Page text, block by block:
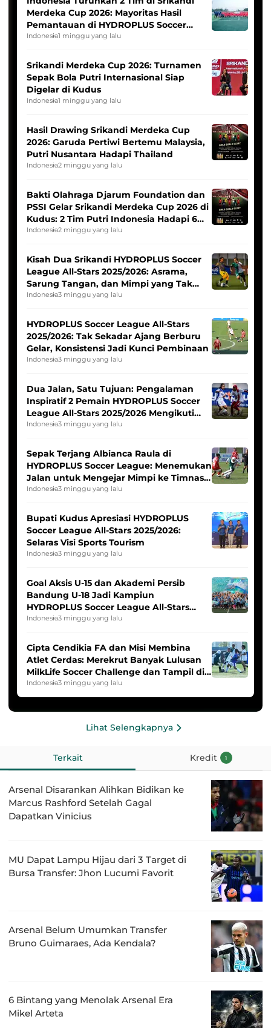
Merdeka Cup 2026: Mayoritas Hasil
Pemantauan di HYDROPLUS Soccer
League
Indonesia1 minggu yang lalu
Srikandi Merdeka Cup 2026: Turnamen
Sepak Bola Putri Internasional Siap
Digelar di Kudus
Indonesia1 minggu yang lalu
Hasil Drawing Srikandi Merdeka Cup
2026: Garuda Pertiwi Bertemu Malaysia,
Putri Nusantara Hadapi Thailand
Indonesia2 minggu yang lalu
Bakti Olahraga Djarum Foundation dan
PSSI Gelar Srikandi Merdeka Cup 2026 di
Kudus: 2 Tim Putri Indonesia Hadapi 6
Tim Asia
Indonesia2 minggu yang lalu
Kisah Dua Srikandi HYDROPLUS Soccer
League All-Stars 2025/2026: Asrama,
Sarung Tangan, dan Mimpi yang Tak
Pernah Padam
Indonesia3 minggu yang lalu
HYDROPLUS Soccer League All-Stars
2025/2026: Tak Sekadar Ajang Berburu
Gelar, Konsistensi Jadi Kunci Pembinaan
Indonesia3 minggu yang lalu
Dua Jalan, Satu Tujuan: Pengalaman
Inspiratif 2 Pemain HYDROPLUS Soccer
League All-Stars 2025/2026 Mengikuti
Seleksi Timnas Indonesia Putri
Indonesia3 minggu yang lalu
Sepak Terjang Albianca Raula di
HYDROPLUS Soccer League: Menemukan
Jalan untuk Mengejar Mimpi ke Timnas
Indonesia Putri
Indonesia3 minggu yang lalu
Bupati Kudus Apresiasi HYDROPLUS
Soccer League All-Stars 2025/2026:
Selaras Visi Sports Tourism
Indonesia3 minggu yang lalu
Goal Aksis U-15 dan Akademi Persib
Bandung U-18 Jadi Kampiun
HYDROPLUS Soccer League All-Stars
2025/2026
Indonesia3 minggu yang lalu
Cipta Cendikia FA dan Misi Membina
Atlet Cerdas: Merekrut Banyak Lulusan
MilkLife Soccer Challenge dan Tampil di
HYDROPLUS Soccer League
Indonesia3 minggu yang lalu
Lihat Selengkapnya
Terkait Kredit 1
Arsenal Disarankan Alihkan Bidikan ke
Marcus Rashford Setelah Gagal
Dapatkan Vinicius
MU Dapat Lampu Hijau dari 3 Target di
Bursa Transfer: Jhon Lucumi Favorit
Arsenal Belum Umumkan Transfer
Bruno Guimaraes, Ada Kendala?
6 Bintang yang Menolak Arsenal Era
Mikel Arteta